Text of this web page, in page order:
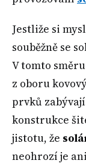
Jestliže si
souběžně se
V tomto
z oboru
prvků
konstrukce
jistotu, že
neohrozí je